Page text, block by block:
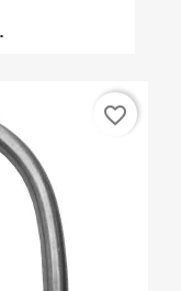
favorite_border